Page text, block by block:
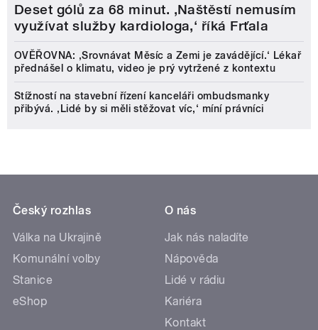
Deset gólů za 68 minut. ,Naštěstí nemusím
využívat služby kardiologa,‘ říká Frťala
OVĚŘOVNA: ‚Srovnávat Měsíc a Zemi je zavádějící.‘ Lékař
přednášel o klimatu, video je prý vytržené z kontextu
Stížností na stavební řízení kanceláři ombudsmanky
přibývá. ‚Lidé by si měli stěžovat víc,‘ míní právníci
Český rozhlas
Válka na Ukrajině
Komunální volby
Stanice
eShop
O nás
Jak nás naladíte
Nápověda
Lidé v rádiu
Kariéra
Kontakt